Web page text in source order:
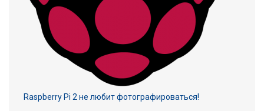
Raspberry Pi 2 не любит фотографироваться!